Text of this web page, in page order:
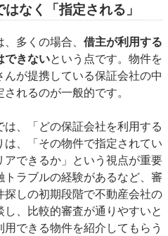
なく「指定される」
多くの場合、 借主が利用する
できないという点です。物件を
が提携している保証会社の中
れるのが一般的です。
、「どの保証会社を利用する
、「その物件で指定されてい
できるか」という視点が重要
ラブルの経験があるなど、審
しの初期段階で不動産会社の
、比較的審査が通りやすいと
できる物件を紹介してもらう